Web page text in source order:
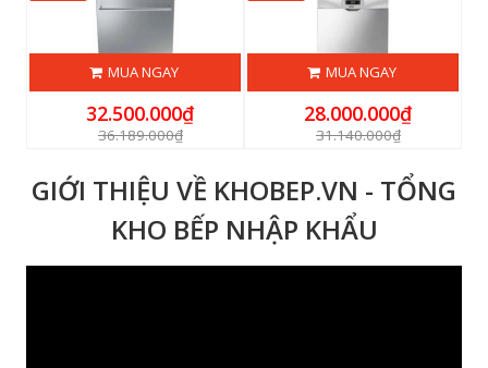
MUA NGAY
32.500.000₫
36.189.000₫
MUA NGAY
28.000.000₫
31.140.000₫
GIỚI THIỆU VỀ KHOBEP.VN - TỔNG
KHO BẾP NHẬP KHẨU